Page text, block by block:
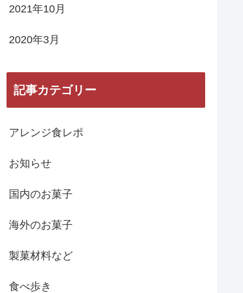
2021年10月
2020年3月
記事カテゴリー
アレンジ食レポ
お知らせ
国内のお菓子
海外のお菓子
製菓材料など
食べ歩き